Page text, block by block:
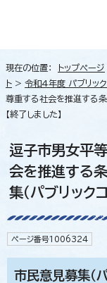
現在の位置： トップページ
ト > 令和4年度 パブリッ
尊重する社会を推進する条
【終了しました】
逗子市男女平
会を推進する
集（パブリック
ページ番号1006324
市民意見募集（